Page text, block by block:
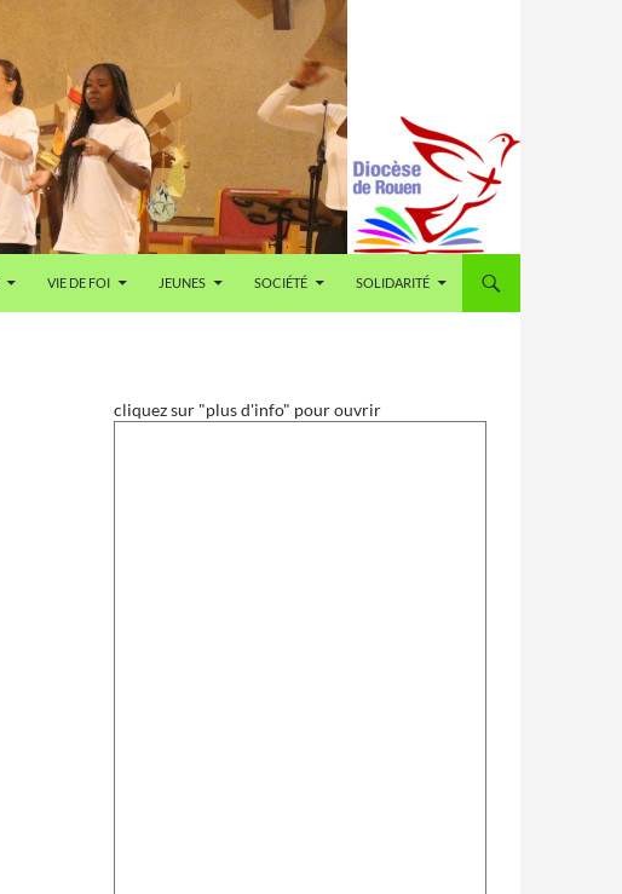
VIE DE FOI JEUNES SOCIÉTÉ SOLIDARITÉ
cliquez sur "plus d'info" pour ouvrir